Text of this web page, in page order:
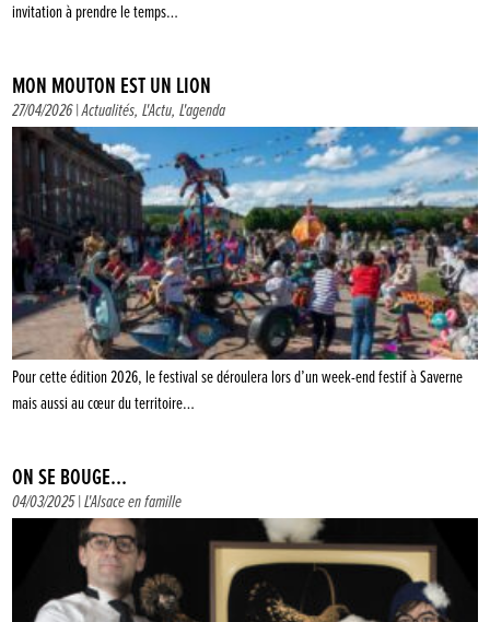
invitation à prendre le temps…
MON MOUTON EST UN LION
27/04/2026 |Actualités,L'Actu,L'agenda
Pour cette édition 2026, le festival se déroulera lors d’un week-end festif à Saverne
mais aussi au cœur du territoire…
ON SE BOUGE…
04/03/2025 |L'Alsace en famille